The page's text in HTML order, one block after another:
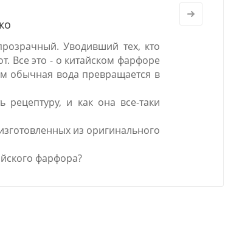
Уводивший тех, кто
Все это - о китайском фарфоре
обычная вода превращается в
рецептуру, и как она все-таки
из оригинального
фарфора?